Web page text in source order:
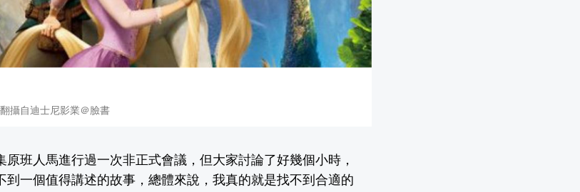
攝自迪士尼影業＠臉書
班人馬進行過一次非正式會議，但大家討論了好幾個小時，
到一個值得講述的故事，總體來說，我真的就是找不到合適的